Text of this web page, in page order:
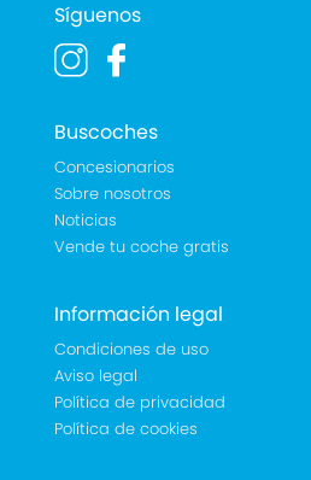
Síguenos
Buscoches
Concesionarios
Sobre nosotros
Noticias
Vende tu coche gratis
Información legal
Condiciones de uso
Aviso legal
Política de privacidad
Política de cookies